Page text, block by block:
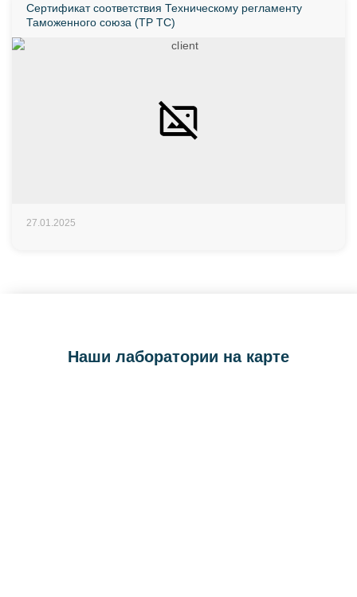
Сертификат соответствия Техническому регламенту
Таможенного союза (ТР ТС)
27.01.2025
Наши лаборатории на карте